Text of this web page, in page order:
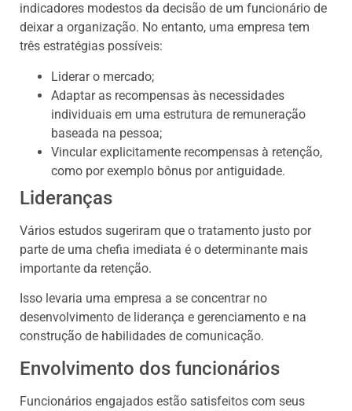
indicadores modestos da decisão de um funcionário de
deixar a organização. No entanto, uma empresa tem
três estratégias possíveis:
Liderar o mercado;
Adaptar as recompensas às necessidades
individuais em uma estrutura de remuneração
baseada na pessoa;
Vincular explicitamente recompensas à retenção,
como por exemplo bônus por antiguidade.
Lideranças
Vários estudos sugeriram que o tratamento justo por
parte de uma chefia imediata é o determinante mais
importante da retenção.
Isso levaria uma empresa a se concentrar no
desenvolvimento de liderança e gerenciamento e na
construção de habilidades de comunicação.
Envolvimento dos funcionários
Funcionários engajados estão satisfeitos com seus